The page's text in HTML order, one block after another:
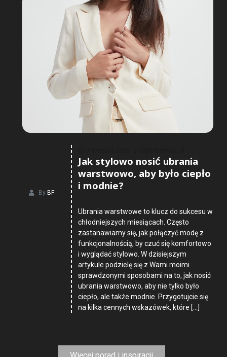
By BF
Jak stylowo nosić ubrania
warstwowo, aby było ciepło
i modnie?
Ubrania warstwowe to klucz do sukcesu w
chłodniejszych miesiącach. Często
zastanawiamy się, jak połączyć modę z
funkcjonalnością, by czuć się komfortowo
i wyglądać stylowo. W dzisiejszym
artykule podzielę się z Wami moimi
sprawdzonymi sposobami na to, jak nosić
ubrania warstwowo, aby nie tylko było
ciepło, ale także modnie. Przygotujcie się
na kilka cennych wskazówek, które […]